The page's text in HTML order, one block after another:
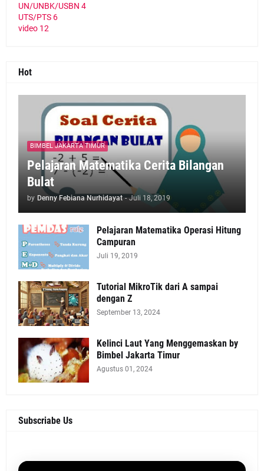
UN/UNBK/USBN 4
UTS/PTS 6
video 12
Hot
BIMBEL JAKARTA TIMUR
Pelajaran Matematika Cerita Bilangan
Bulat
by Denny Febiana Nurhidayat - Juli 18, 2019
Pelajaran Matematika Operasi Hitung
Campuran
Juli 19, 2019
Tutorial MikroTik dari A sampai
dengan Z
September 13, 2024
Kelinci Laut Yang Menggemaskan by
Bimbel Jakarta Timur
Agustus 01, 2024
Subscriabe Us